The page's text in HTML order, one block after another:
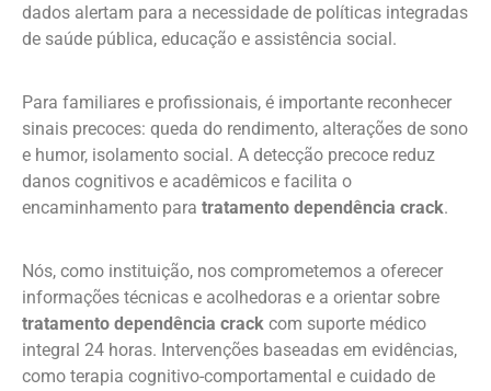
dados alertam para a necessidade de políticas integradas
de saúde pública, educação e assistência social.
Para familiares e profissionais, é importante reconhecer
sinais precoces: queda do rendimento, alterações de sono
e humor, isolamento social. A detecção precoce reduz
danos cognitivos e acadêmicos e facilita o
encaminhamento para tratamento dependência crack.
Nós, como instituição, nos comprometemos a oferecer
informações técnicas e acolhedoras e a orientar sobre
tratamento dependência crack com suporte médico
integral 24 horas. Intervenções baseadas em evidências,
como terapia cognitivo-comportamental e cuidado de